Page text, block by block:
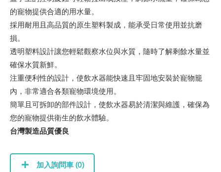
的寵物提供合適的用水量。
採用耐用且高品質的原生塑料製成，能承受日常使用並抗磨
損。
透明塑料設計讓您輕鬆觀察水位與水質，隨時了解剩餘水量並
確保水質新鮮。
注重便利性的設計，使飲水器能快速且牢固地安裝於寵物籠
內，非常適合各類寵物環境使用。
簡單且可拆卸的部件設計，使飲水器易於清潔與維護，確保為
您的寵物提供衛生的飲水體驗。
台灣製造品質優良
加入詢問車 (0)